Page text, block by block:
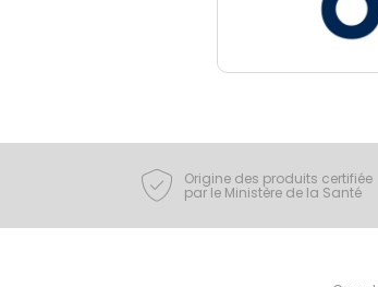
Origine des produits certifiée
par le Ministère de la Santé